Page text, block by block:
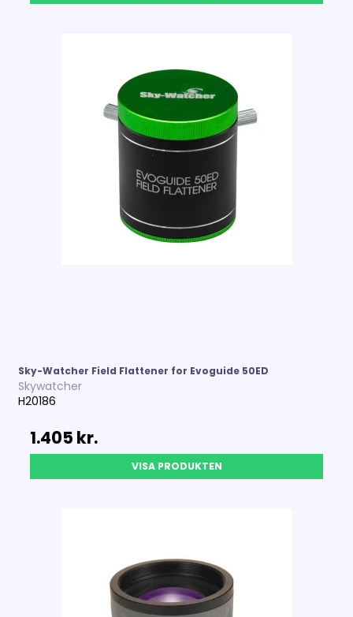
Sky-Watcher Field Flattener for Evoguide 50ED
Skywatcher
H20186
1.405 kr.
VISA PRODUKTEN